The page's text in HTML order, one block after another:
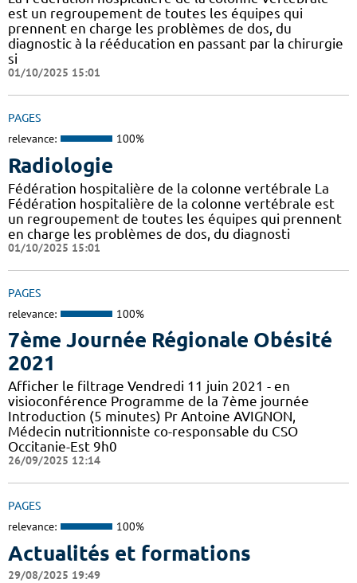
est un regroupement de toutes les équipes qui
prennent en charge les problèmes de dos, du
diagnostic à la rééducation en passant par la chirurgie
si
01/10/2025 15:01
PAGES
relevance: 100%
Radiologie
Fédération hospitalière de la colonne vertébrale La
Fédération hospitalière de la colonne vertébrale est
un regroupement de toutes les équipes qui prennent
en charge les problèmes de dos, du diagnosti
01/10/2025 15:01
PAGES
relevance: 100%
7ème Journée Régionale Obésité
2021
Afficher le filtrage Vendredi 11 juin 2021 - en
visioconférence Programme de la 7ème journée
Introduction (5 minutes) Pr Antoine AVIGNON,
Médecin nutritionniste co-responsable du CSO
Occitanie-Est 9h0
26/09/2025 12:14
PAGES
relevance: 100%
Actualités et formations
29/08/2025 19:49